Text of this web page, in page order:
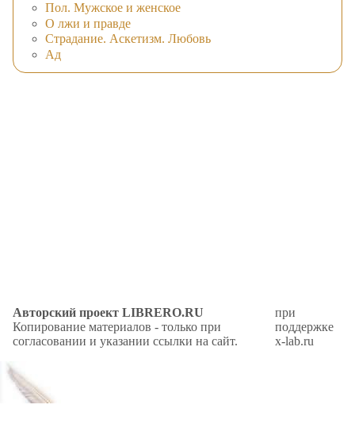
Пол. Мужское и женское
О лжи и правде
Страдание. Аскетизм. Любовь
Ад
Авторский проект LIBRERO.RU
Копирование материалов - только при
согласовании и указании ссылки на сайт.
при
поддержке
x-lab.ru